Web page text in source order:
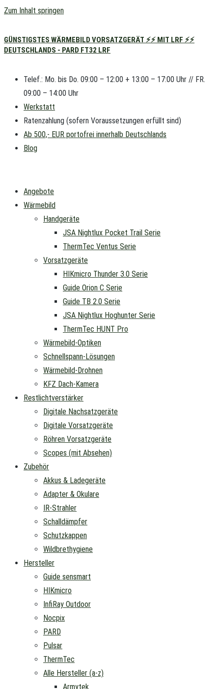
Zum Inhalt springen
GÜNSTIGSTES WÄRMEBILD VORSATZGERÄT ⚡⚡ MIT LRF ⚡⚡
DEUTSCHLANDS - PARD FT32 LRF
Telef.: Mo. bis Do. 09:00 – 12:00 + 13:00 – 17:00 Uhr // FR.
09:00 – 14:00 Uhr
Werkstatt
Ratenzahlung (sofern Voraussetzungen erfüllt sind)
Ab 500,- EUR portofrei innerhalb Deutschlands
Blog
Angebote
Wärmebild
Handgeräte
JSA Nightlux Pocket Trail Serie
ThermTec Ventus Serie
Vorsatzgeräte
HIKmicro Thunder 3.0 Serie
Guide Orion C Serie
Guide TB 2.0 Serie
JSA Nightlux Hoghunter Serie
ThermTec HUNT Pro
Wärmebild-Optiken
Schnellspann-Lösungen
Wärmebild-Drohnen
KFZ Dach-Kamera
Restlichtverstärker
Digitale Nachsatzgeräte
Digitale Vorsatzgeräte
Röhren Vorsatzgeräte
Scopes (mit Absehen)
Zubehör
Akkus & Ladegeräte
Adapter & Okulare
IR-Strahler
Schalldämpfer
Schutzkappen
Wildbrethygiene
Hersteller
Guide sensmart
HIKmicro
InfiRay Outdoor
Nocpix
PARD
Pulsar
ThermTec
Alle Hersteller (a-z)
Armytek